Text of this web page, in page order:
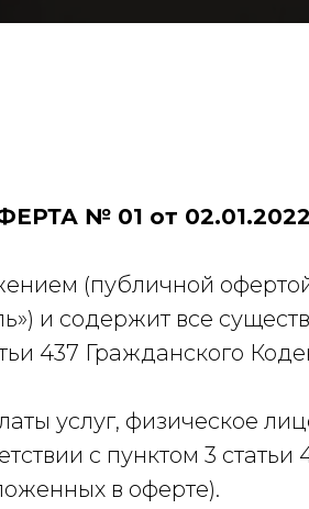
№ 01 от
(публичной
и содержит все
437 Гражданского
услуг, физическое
с пунктом 3
в оферте).